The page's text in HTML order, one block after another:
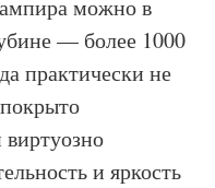
можно в
— более 1000
практически не
и яркость